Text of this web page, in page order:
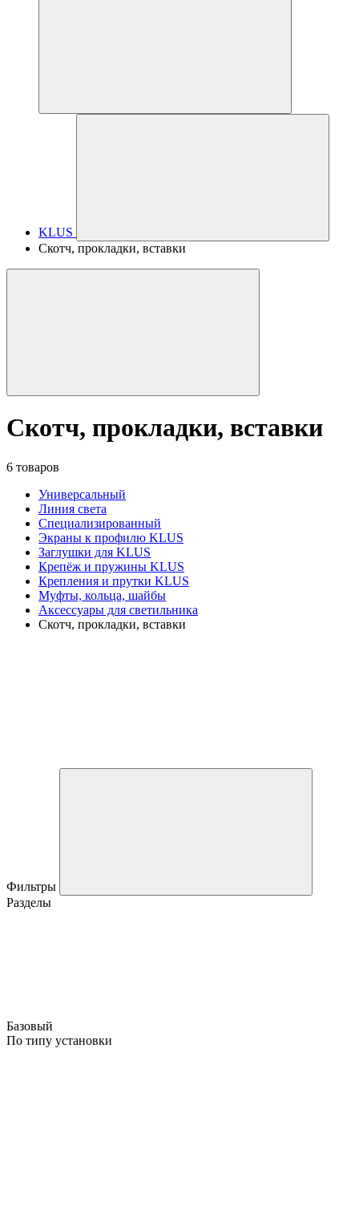
KLUS
Скотч, прокладки, вставки
Скотч, прокладки, вставки
6 товаров
Универсальный
Линия света
Специализированный
Экраны к профилю KLUS
Заглушки для KLUS
Крепёж и пружины KLUS
Крепления и прутки KLUS
Муфты, кольца, шайбы
Аксессуары для светильника
Скотч, прокладки, вставки
Фильтры
Разделы
Базовый
По типу установки